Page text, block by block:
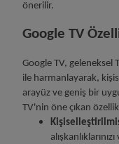
önerilir.
Google TV
Google TV, geleneksel
ile harmanlayarak,
arayüz ve geniş bir
TV'nin öne çıkan